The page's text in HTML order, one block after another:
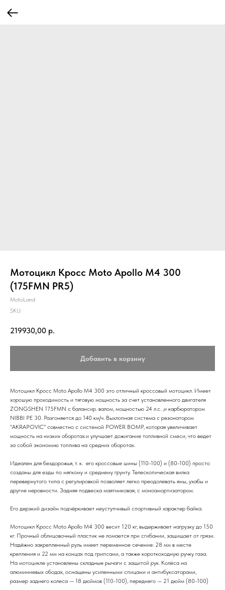
Мотоцикл Кросс Moto Apollo M4 300
(175FMN PR5)
MotoLand
SKU:
219930,00 р.
Добавить в корзину
Мотоцикл Кросс Moto Apollo M4 300 это отличный кроссовый мотоцикл. Имеет
хорошую проходимость и тяговую мощность за счет установленного двигателя
ZONGSHEN 175FMN с балансир. валом, мощностью 24 л.с. ,и карбюратором
NIBBI PE 30. Разгоняется до 140 км/ч. Выхлопная система с резонатором
"AKRAPOVIC" совместно с системой POWER BOMP, которая увеличивает
мощность на низких оборотах.и улучшает дожигание топливной смеси, что ведет
за собой экономию топлива на средних оборотах.
Идеален для бездорожья, т. к. его кроссовые шины (110-100) и (80-100) просто
созданы для езды по мягкому и среднему грунту. Телескопическая вилка
перевернутого типа c регулировкой позволяет легко преодолевать ямы, ухабы и
другие неровности. Задняя подвеска маятниковая, с моноамортизатором.
Его дерзкий дизайн подчёркивает неуступчивый спортивный характер байка.
Мотоцикл Кросс Moto Apollo M4 300 весит 120 кг, выдерживает нагрузку до 150
кг. Прочный облицовочный пластик не ломается при сгибании, защищает от грязи.
Надёжно закрепленный руль имеет переменное сечение: 28 мм в месте
крепления и 22 мм на концах под грипсами, а также короткоходную ручку газа.
На мотоцикле установлены складные рычаги с защитой рук. Колёса на
алюминиевых ободах, оснащены усиленными спицами и антибуксаторами,
размер заднего колеса — 18 дюймов (110-100), переднего — 21 дюйм (80-100)